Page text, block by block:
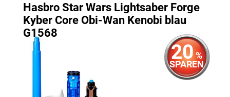
Hasbro Star Wars Lightsaber Forge
Kyber Core Obi-Wan Kenobi blau
G1568
20 %
SPAREN